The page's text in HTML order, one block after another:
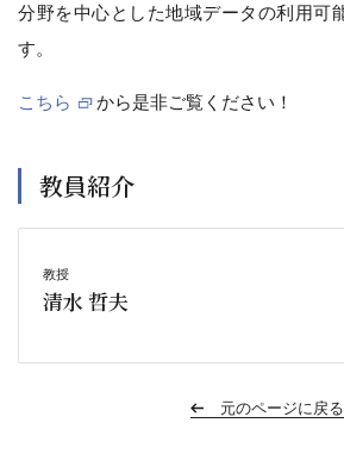
分野を中心とした地域データの利用可
す。
こちら から是非ご覧ください！
教員紹介
教授
清水 哲夫
元のページに戻る